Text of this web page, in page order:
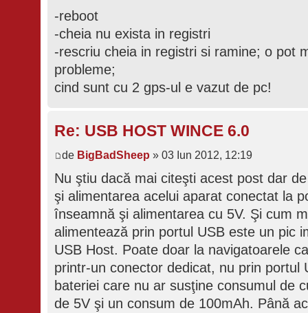
-reboot
-cheia nu exista in registri
-rescriu cheia in registri si ramine; o pot
probleme;
cind sunt cu 2 gps-ul e vazut de pc!
Re: USB HOST WINCE 6.0
de BigBadSheep » 03 Iun 2012, 12:19
Nu ştiu dacă mai citeşti acest post dar
şi alimentarea acelui aparat conectat la
înseamnă şi alimentarea cu 5V. Şi cum
alimentează prin portul USB este un pic
USB Host. Poate doar la navigatoarele
printr-un conector dedicat, nu prin portul
bateriei care nu ar susţine consumul de
de 5V şi un consum de 100mAh. Până